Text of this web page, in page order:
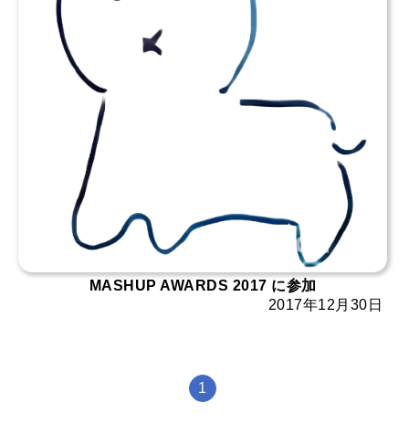
MASHUP AWARDS 2017 に参加
2017年12月30日
1